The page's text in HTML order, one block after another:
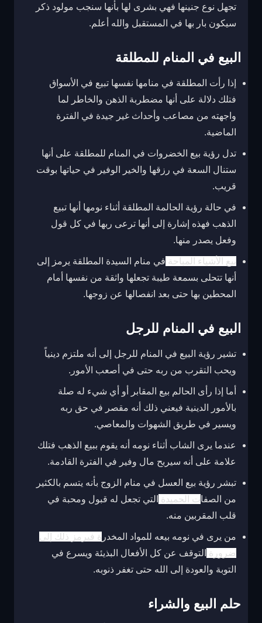
تجهل نوع جنينها فهي بشرى لها بأنها سنجب مولود ذكر
سيكون بار بها في المستقبل والله أعلم.
البيع في المنام للمطلقة
إذا رأت المطلقة في منامها نفسها تبيع في الأسواق
فتلك دلالة على أنها مضطربة الذهن والخاطر لما
واجهته من مصاعب وأحداث غير جيدة في الفترة
الماضية.
تدل رؤية بيع الخضروات في المنام للمطلقة على أنها
ستنال السعة في رزقها والخير الوفير في حياتها بوقت
قريب.
في حالة رؤية الحالمة المطلقة أثناء نومها أنها تبيع
الذهب فهذه إشارة إلى أنها ترعى ربها في كل قول
وفعل يصدر منها.
بيع الأشياء المباحة في منام السيدة المطلقة يرمز إلى
أنها تتحلى بسمعة طيبة تجعلها واثقة من نفسها أمام
المحطين بها حتى بعد انفصالها عن زوجها.
البيع في المنام للرجل
تشير رؤية البيع في المنام للرجل إلى أنه ملتزم دينياً
ويحب التقرب من ربه حتى في أصعب الأمور.
أما إذا رأى الحالم بيع المقابر أو أي شيء له صلة
بالأمور الدينية فيعني ذلك أنه مقصر في حق ربه
ويسير في طريق الشهوات والمعاصي.
عندما يرى الشاب أثناء نومه أنه يقوم ببيع الذهب فتلك
علامة على أنه سيربح مال وفير في الفترة القادمة.
تبشر رؤية بيع العسل في منام الزوج بأنه يتسم بالكثير
من الصفات الحميدة التي تجعل له قبول ومحبة في
قلب المقربين منه.
من يرى في نومه بيعه للمواد المخدر ة فيرمز ذلك إلى
ضرورة التوقف عن كل الأفعال البذيئة ويسرع في
التوبة والعودة إلى الله حتى تغفر ذنوبه.
حلم البيع والشراء